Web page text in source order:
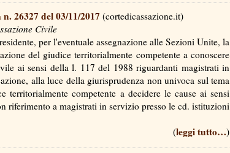
26327 del 03/11/2017 (cortedicassazione.it)
Civile
per l'eventuale assegnazione alle Sezioni Unite, la
del giudice territorialmente competente a conoscere
ai sensi della l. 117 del 1988 riguardanti magistrati in
alla luce della giurisprudenza non univoca sul tema
territorialmente competente a decidere le cause ai sensi
riferimento a magistrati in servizio presso le cd. istituzioni
(leggi tutto…)